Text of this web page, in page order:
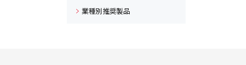
業種別推奨製品